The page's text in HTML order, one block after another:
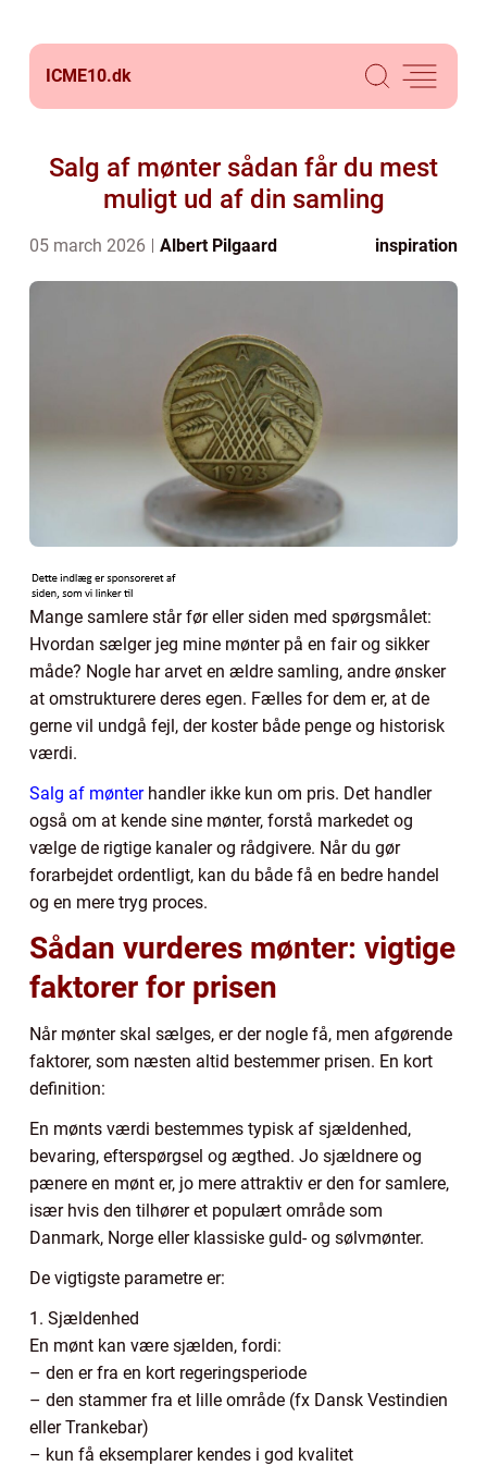
ICME10.dk
Salg af mønter sådan får du mest
muligt ud af din samling
05 march 2026 Albert Pilgaard inspiration
Mange samlere står før eller siden med spørgsmålet:
Hvordan sælger jeg mine mønter på en fair og sikker
måde? Nogle har arvet en ældre samling, andre ønsker
at omstrukturere deres egen. Fælles for dem er, at de
gerne vil undgå fejl, der koster både penge og historisk
værdi.
Salg af mønterhandler ikke kun om pris. Det handler
også om at kende sine mønter, forstå markedet og
vælge de rigtige kanaler og rådgivere. Når du gør
forarbejdet ordentligt, kan du både få en bedre handel
og en mere tryg proces.
Sådan vurderes mønter: vigtige
faktorer for prisen
Når mønter skal sælges, er der nogle få, men afgørende
faktorer, som næsten altid bestemmer prisen. En kort
definition:
En mønts værdi bestemmes typisk af sjældenhed,
bevaring, efterspørgsel og ægthed. Jo sjældnere og
pænere en mønt er, jo mere attraktiv er den for samlere,
især hvis den tilhører et populært område som
Danmark, Norge eller klassiske guld- og sølvmønter.
De vigtigste parametre er:
1. Sjældenhed
En mønt kan være sjælden, fordi:
– den er fra en kort regeringsperiode
– den stammer fra et lille område (fx Dansk Vestindien
eller Trankebar)
– kun få eksemplarer kendes i god kvalitet